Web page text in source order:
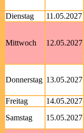
Dienstag
11.05.2027
Mittwoch 12.05.2027
Donnerstag 13.05.2027
Freitag
14.05.2027
Samstag
15.05.2027